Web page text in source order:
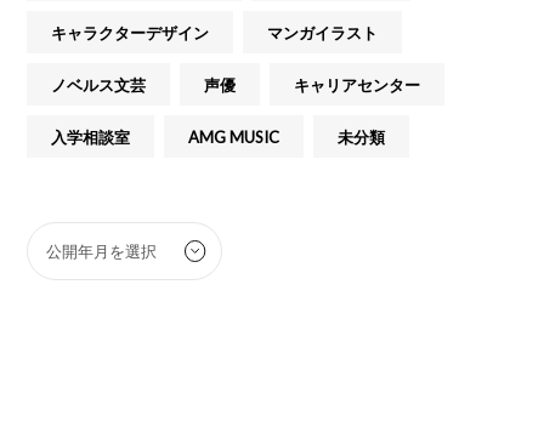
キャラクターデザイン マンガイラスト
ノベルス文芸 声優 キャリアセンター
入学相談室 AMG MUSIC 未分類